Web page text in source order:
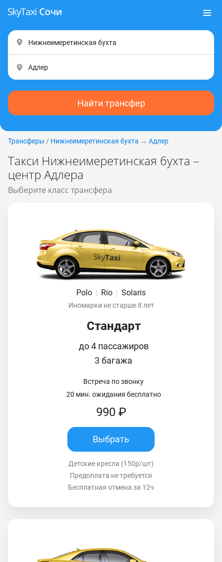
Найти трансфер
Трансферы / Нижнеимеретинская бухта → Адлер
Такси Нижнеимеретинская бухта –
центр Адлера
Выберите класс трансфера
Polo | Rio | Solaris
Иномарки не старше 8 лет
Стандарт
до 4 пассажиров
3 багажа
Встреча по звонку
20 мин. ожидания бесплатно
990 ₽
Выбрать
Детские кресла (150р/шт)
Предоплата не требуется
Бесплатная отмена за 12ч